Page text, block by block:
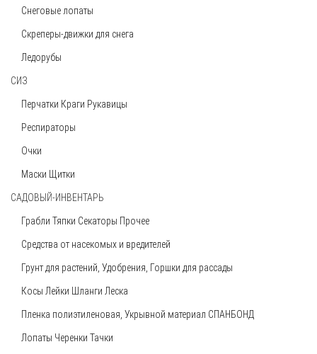
Коса мини 50 см складная
215 руб
Перчатки х/б 10 кл. с ПВХ, 4 нитки.
Лопата штыковая из рельсовой стали
250 руб
Снеговые лопаты
Скреперы-движки для снега
Ледорубы
СИЗ
Перчатки Краги Рукавицы
Респираторы
Очки
Маски Щитки
САДОВЫЙ-ИНВЕНТАРЬ
Грабли Тяпки Секаторы Прочее
Средства от насекомых и вредителей
Грунт для растений, Удобрения, Горшки для рассады
Косы Лейки Шланги Леска
Пленка полиэтиленовая, Укрывной материал СПАНБОНД
Лопаты Черенки Тачки